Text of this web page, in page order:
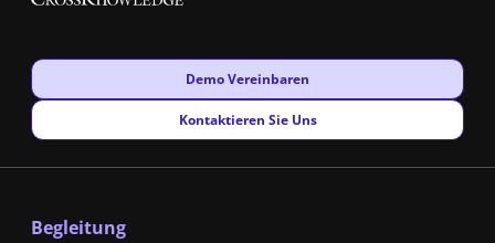
New window
Demo Vereinbaren
New window
Kontaktieren Sie Uns
Begleitung